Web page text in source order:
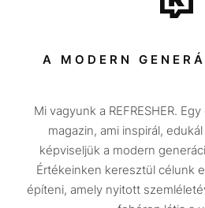
Sport
Utazás
Életmód
Design
A MODERN
Mi vagyunk a REFRESHER.
magazin, ami inspirál,
képviseljük a modern
Értékeinken keresztül célunk
építeni, amely nyitott